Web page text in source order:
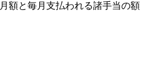
額と毎月支払われる諸手当の額